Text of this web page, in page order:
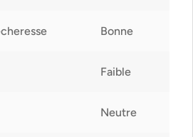
Bonne
Faible
Neutre